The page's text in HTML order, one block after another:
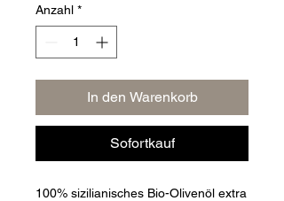
Anzahl *
In den Warenkorb
Sofortkauf
100% sizilianisches Bio-Olivenöl extra